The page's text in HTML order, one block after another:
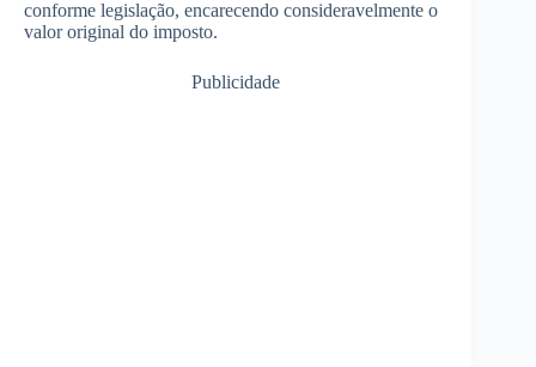
conforme legislação, encarecendo consideravelmente o
valor original do imposto.
Publicidade